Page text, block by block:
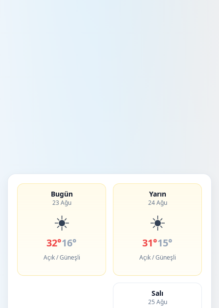
Bugün
23 Ağu
☀️
32°16°
Açık / Güneşli
Yarın
24 Ağu
☀️
31°15°
Açık / Güneşli
Salı
25 Ağu